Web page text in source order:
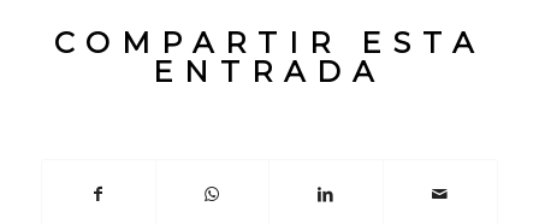
COMPARTIR ESTA
ENTRADA